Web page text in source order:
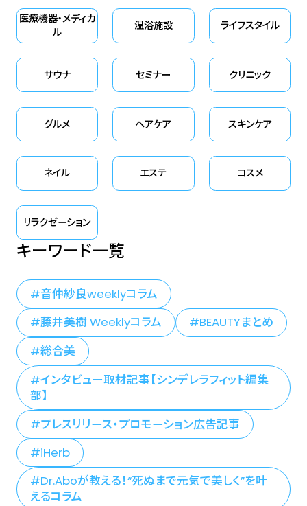
医療機器・メディカ
ル
温浴施設 ライフスタイル
サウナ セミナー クリニック
グルメ ヘアケア スキンケア
ネイル エステ コスメ
リラクゼーション
キーワード一覧
音仲紗良weeklyコラム
藤井美樹 Weeklyコラム
BEAUTYまとめ
総合美
インタビュー取材記事【シンデレラフィット編集
部】
プレスリリース・プロモーション広告記事
iHerb
Dr.Aboが教える！“死ぬまで元気で美しく”を叶
えるコラム